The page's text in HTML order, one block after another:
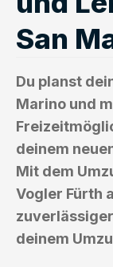
San
Du planst
Marino und
deinem
Mit dem
Vogler Fürth
deinem